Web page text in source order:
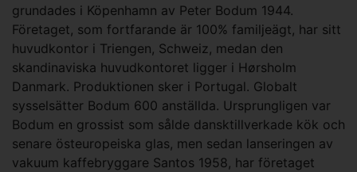
grundades i Köpenhamn av Peter Bodum 1944.
Företaget, som fortfarande är 100% familjeägt, har sitt
huvudkontor i Triengen, Schweiz, medan den
skandinaviska huvudkontoret ligger i Hørsholm
Danmark. Produktionen sker i Portugal. Globalt
sysselsätter Bodum 600 anställda. Ursprungligen var
Bodum en grossist som sålde dansktillverkade kök och
senare östeuropeiska glas, men sedan lanseringen av
vakuum kaffebryggare Santos 1958, har företaget